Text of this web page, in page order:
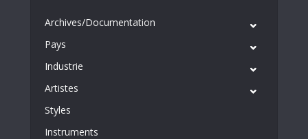
Archives/Documentation
Pays
Industrie
Artistes
Styles
Instruments